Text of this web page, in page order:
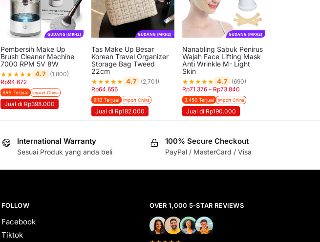
GUDANG [MRH2]
Pembersih Make Up
Brush Cleaner Machine
7000 RPM 5V 8W
★★★★★ 4.7 (1,800)
Rp94.672
6RB Terjual Import China
Jual di Rp398.000
GUDANG [MRH2]
Tas Make Up Besar
Korean Travel Organizer
Storage Bag Tweed
22cm
★★★★★ 4.7 (2,701)
Rp64.656
9RB Terjual Import China
Jual di Rp182.000
GUDANG [MRH2]
Nanabling Sabuk Penirus
Wajah Face Lifting Mask
Anti Wrinkle M- Light
Skin
★★★★★ 4.7
(690)
Rp71.376 – Rp73.840
3.450 Terjual Import China
Jual di Rp190.000
International Warranty
Sesuai Produk yang anda beli
100% Secure Checkout
PayPal / MasterCard / Visa
FOLLOW
Facebook
Tiktok
OVER 1,000 5-STAR REVIEWS